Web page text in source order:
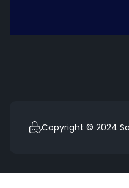
Copyright © 2024